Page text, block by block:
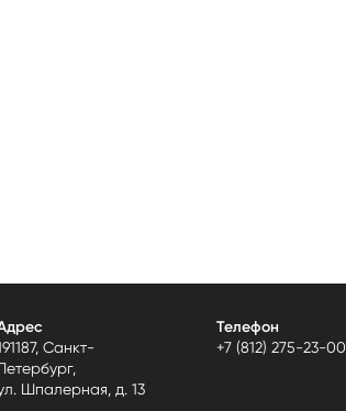
Санкт-
Шпалерная, д. 13
Телефон
+7 (812) 275-23-00